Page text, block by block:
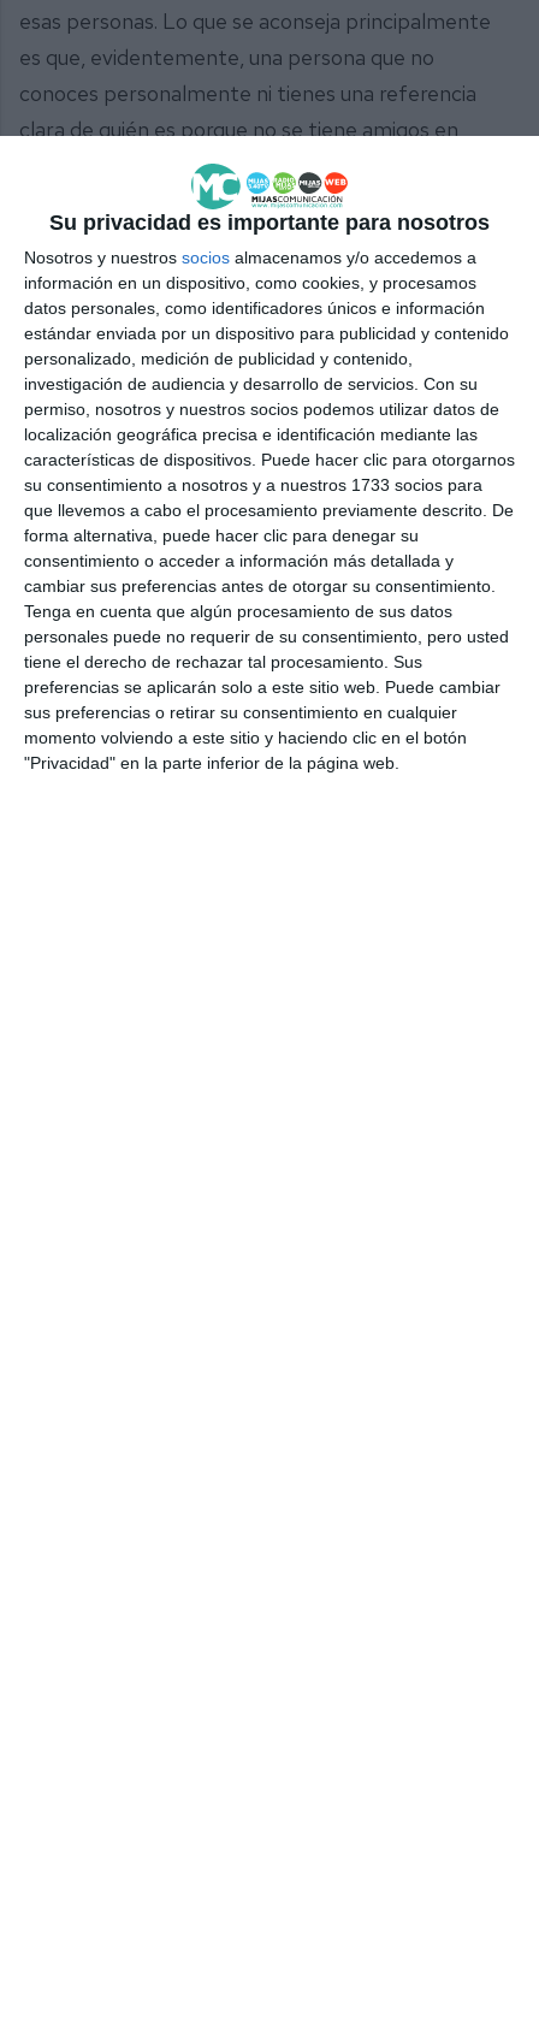
Su privacidad es importante para nosotros
Nosotros y nuestros socios almacenamos y/o accedemos a
información en un dispositivo, como cookies, y procesamos
datos personales, como identificadores únicos e información
estándar enviada por un dispositivo para publicidad y contenido
personalizado, medición de publicidad y contenido,
investigación de audiencia y desarrollo de servicios. Con su
permiso, nosotros y nuestros socios podemos utilizar datos de
localización geográfica precisa e identificación mediante las
características de dispositivos. Puede hacer clic para otorgarnos
su consentimiento a nosotros y a nuestros 1733 socios para
que llevemos a cabo el procesamiento previamente descrito. De
forma alternativa, puede hacer clic para denegar su
consentimiento o acceder a información más detallada y
cambiar sus preferencias antes de otorgar su consentimiento.
Tenga en cuenta que algún procesamiento de sus datos
personales puede no requerir de su consentimiento, pero usted
tiene el derecho de rechazar tal procesamiento. Sus
preferencias se aplicarán solo a este sitio web. Puede cambiar
sus preferencias o retirar su consentimiento en cualquier
momento volviendo a este sitio y haciendo clic en el botón
"Privacidad" en la parte inferior de la página web.
esas personas. Lo que se aconseja principalmente
es que, evidentemente, una persona que no
conoces personalmente ni tienes una referencia
clara de quién es porque no se tiene amigos en
común reales, no solo virtuales, directamente se
aconseja bloquearlos”, explicó Blanc, quien también
recuerda que ante cualquier situación similar que
invite a la sospecha, no se dude en consultar a los
cuerpos de seguridad.
Comparte esta noticia desde el siguiente enlace:
https://mijascom.com/?a=33151
POLICÍA LOCAL ESTAFAS ÁNGEL BLANC